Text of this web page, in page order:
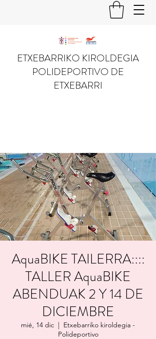
ETXEBARRIKO KIROLDEGIA
POLIDEPORTIVO DE
ETXEBARRI
AquaBIKE TAILERRA::::
TALLER AquaBIKE
ABENDUAK 2 Y 14 DE
DICIEMBRE
mié, 14 dic
  |
Etxebarriko kiroldegia -
Polideportivo